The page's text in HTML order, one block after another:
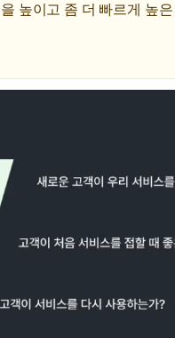
높이고 좀 더 빠르게 높